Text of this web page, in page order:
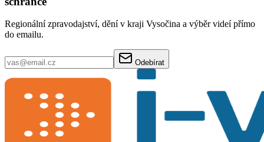
Regionální zpravodajství, dění v kraji Vysočina a výběr videí přímo
do emailu.
Odebírat